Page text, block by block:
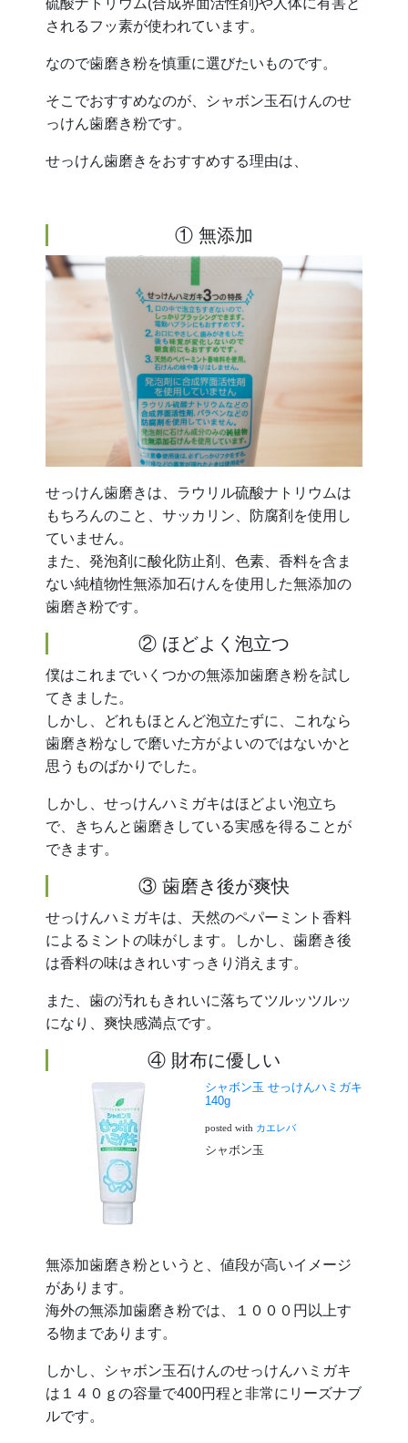
硫酸ナトリウム(合成界面活性剤)や人体に有害と
されるフッ素が使われています。
なので歯磨き粉を慎重に選びたいものです。
そこでおすすめなのが、シャボン玉石けんのせ
っけん歯磨き粉です。
せっけん歯磨きをおすすめする理由は、
① 無添加
せっけん歯磨きは、ラウリル硫酸ナトリウムは
もちろんのこと、サッカリン、防腐剤を使用し
ていません。
また、発泡剤に酸化防止剤、色素、香料を含ま
ない純植物性無添加石けんを使用した無添加の
歯磨き粉です。
② ほどよく泡立つ
僕はこれまでいくつかの無添加歯磨き粉を試し
てきました。
しかし、どれもほとんど泡立たずに、これなら
歯磨き粉なしで磨いた方がよいのではないかと
思うものばかりでした。
しかし、せっけんハミガキはほどよい泡立ち
で、きちんと歯磨きしている実感を得ることが
できます。
③ 歯磨き後が爽快
せっけんハミガキは、天然のペパーミント香料
によるミントの味がします。しかし、歯磨き後
は香料の味はきれいすっきり消えます。
また、歯の汚れもきれいに落ちてツルッツルッ
になり、爽快感満点です。
④ 財布に優しい
シャボン玉 せっけんハミガキ
140g
posted with カエレバ
シャボン玉
無添加歯磨き粉というと、値段が高いイメージ
があります。
海外の無添加歯磨き粉では、１０００円以上す
る物まであります。
しかし、シャボン玉石けんのせっけんハミガキ
は１４０ｇの容量で400円程と非常にリーズナブ
ルです。